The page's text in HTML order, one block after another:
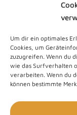
Um dir ein optimales
Cookies, um
zuzugreifen. Wenn du
wie das Surfverhalten
verarbeiten. Wenn du
können bestimmte